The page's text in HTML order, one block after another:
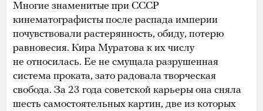
Многие знаменитые при СССР
кинематографисты после распада империи
почувствовали растерянность, обиду, потерю
равновесия. Кира Муратова к их числу
не относилась. Ее не смущала разрушенная
система проката, зато радовала творческая
свобода. За 23 года советской карьеры она сняла
шесть самостоятельных картин, две из которых